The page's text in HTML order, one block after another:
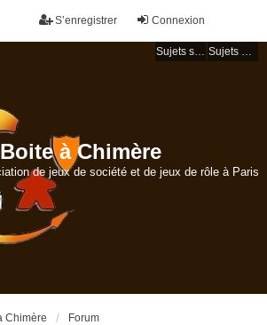
Connexion
S’enregistrer
Sujets sans réponse Sujets actifs
à Chimère
de jeux de société et de jeux de rôle à Paris
Chimère Forum